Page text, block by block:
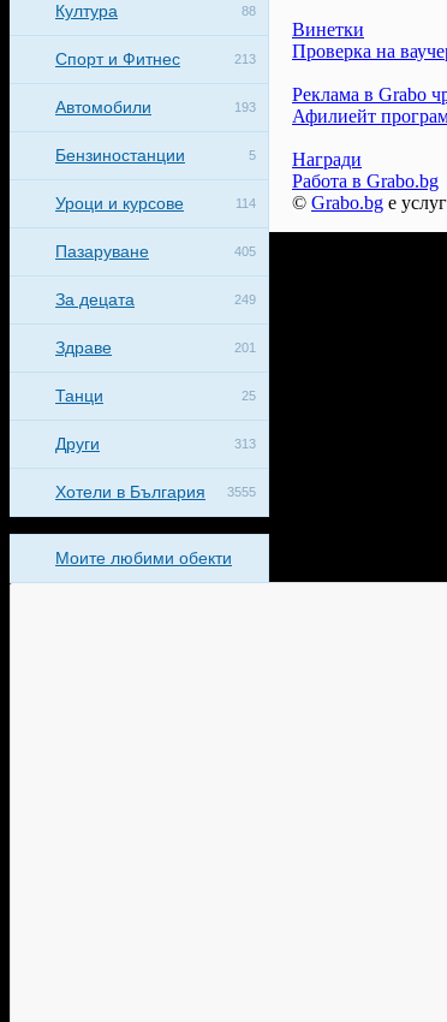
88
Култура
213
Спорт и Фитнес
193
Автомобили
5
Бензиностанции
114
Уроци и курсове
405
Пазаруване
249
За децата
201
Здраве
25
Танци
313
Други
3555
Хотели в България
Моите любими обекти
Винетки
Проверка на
Реклама в Grabo
Афилиейт
Награди
Работа в Grabo.bg
© Grabo.bg е